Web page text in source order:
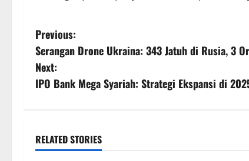
P
o
s
n
Previous:
Serangan Drone Ukraina: 343 Jatuh di Rusia, 3
Next:
IPO Bank Mega Syariah: Strategi Ekspansi di
RELATED STORIES